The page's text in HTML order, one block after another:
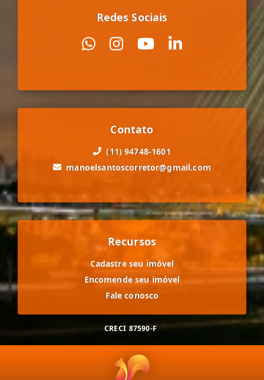
Redes Sociais
Contato
(11) 94748-1601
manoelsantoscorretor@gmail.com
Recursos
Cadastre seu imóvel
Encomende seu imóvel
Fale conosco
CRECI 87590-F